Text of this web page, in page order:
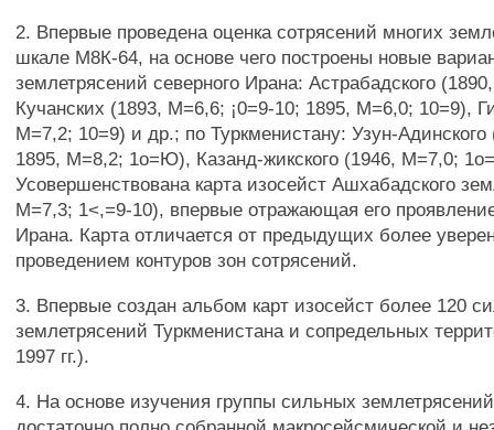
2. Впервые проведена оценка сотрясений многих
шкале М8К-64, на основе чего построены новые
землетрясений северного Ирана: Астрабадского
Кучанских (1893, М=6,6; ¡0=9-10; 1895, М=6,0; 10=9),
М=7,2; 10=9) и др.; по Туркменистану: Узун-Адинского
1895, М=8,2; 1о=Ю), Казанд-жикского (1946, М=7,0;
Усовершенствована карта изосейст Ашхабадского
М=7,3; 1<,=9-10), впервые отражающая его
Ирана. Карта отличается от предыдущих более
проведением контуров зон сотрясений.
3. Впервые создан альбом карт изосейст более 120
землетрясений Туркменистана и сопредельных
1997 гг.).
4. На основе изучения группы сильных